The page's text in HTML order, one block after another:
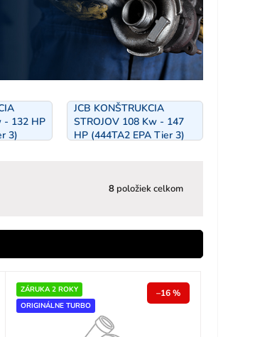
- 132 HP
3)
JCB KONŠTRUKCIA
STROJOV 108 Kw - 147
HP (444TA2 EPA Tier 3)
8 položiek celkom
ZÁRUKA 2 ROKY
ORIGINÁLNE TURBO
–16 %